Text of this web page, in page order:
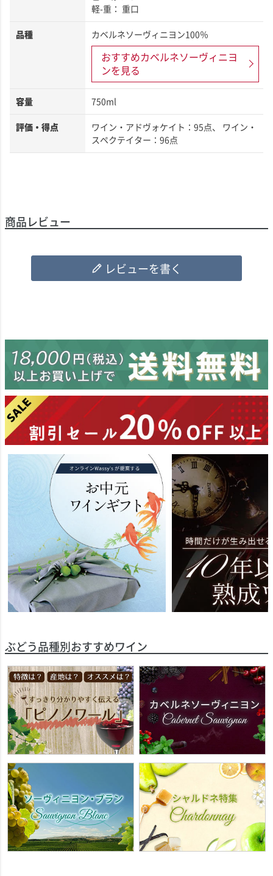
軽-重： 重口
品種 カベルネソーヴィニヨン100％
おすすめカベルネソーヴィニヨ
ンを見る
容量 750ml
評価・得点 ワイン・アドヴォケイト：95点
ワイン・
スペクテイター：96点
商品レビュー
レビューを書く
ぶどう品種別おすすめワイン